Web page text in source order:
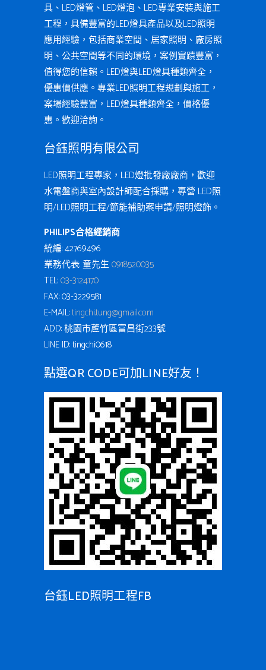
具、LED燈管、LED燈泡、LED專業安裝與施工
工程，具備豐富的LED燈具產品以及LED照明
應用經驗，包括商業空間、居家照明、廠房照
明、公共空間等不同的環境，案例實蹟豐富，
值得您的信賴。LED燈與LED燈具種類齊全，
優惠價供應。專業LED照明工程規劃與施工，
案場經驗豐富，LED燈具種類齊全，價格優
惠。歡迎洽詢。
台鈺照明有限公司
LED照明工程專家，LED燈批發廠廠商，歡迎
水電盤商與室內設計師配合採購，專營 LED照
明/LED照明工程/節能補助案申請/照明燈飾。
PHILIPS合格經銷商
統編: 42769496
業務代表: 童先生0918520035
TEL:03-3124170
FAX: 03-3229581
E-MAIL:tingchi.tung@gmail.com
ADD: 桃園市蘆竹區富昌街233號
LINE ID: tingchi0618
點選QR CODE可加LINE好友！
台鈺LED照明工程FB